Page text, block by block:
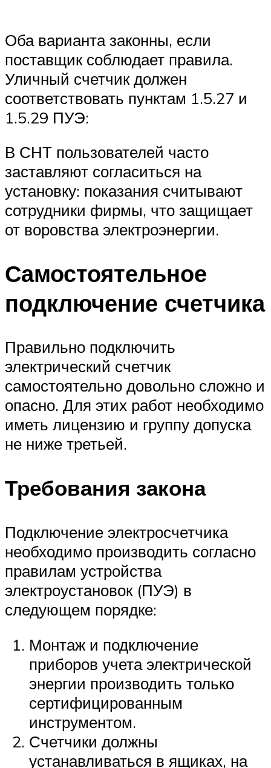
Оба варианта законны, если
поставщик соблюдает правила.
Уличный счетчик должен
соответствовать пунктам 1.5.27 и
1.5.29 ПУЭ:
В СНТ пользователей часто
заставляют согласиться на
установку: показания считывают
сотрудники фирмы, что защищает
от воровства электроэнергии.
Самостоятельное
подключение счетчика
Правильно подключить
электрический счетчик
самостоятельно довольно сложно и
опасно. Для этих работ необходимо
иметь лицензию и группу допуска
не ниже третьей.
Требования закона
Подключение электросчетчика
необходимо производить согласно
правилам устройства
электроустановок (ПУЭ) в
следующем порядке:
Монтаж и подключение
приборов учета электрической
энергии производить только
сертифицированным
инструментом.
Счетчики должны
устанавливаться в ящиках, на